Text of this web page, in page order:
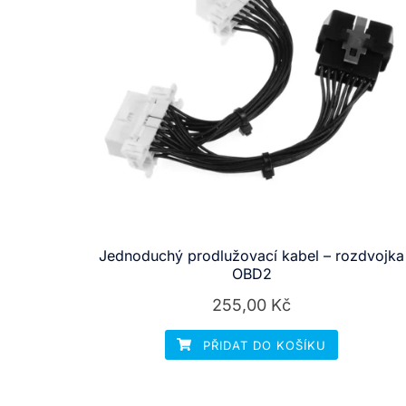
Jednoduchý prodlužovací kabel – rozdvojka
OBD2
255,00 Kč
PŘIDAT DO KOŠÍKU